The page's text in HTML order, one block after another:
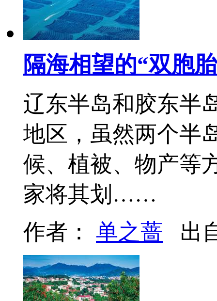
隔海相望的“双胞
辽东半岛和胶东半
地区，虽然两个半
候、植被、物产等
家将其划……
作者： 单之蔷 出